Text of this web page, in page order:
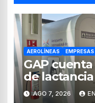
AEROLÍNEAS
GAP
de
de México
AGO 7, 2026